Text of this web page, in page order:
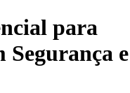
para
Segurança e